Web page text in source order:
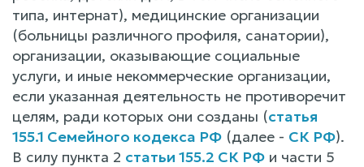
типа, интернат), медицинские организации
(больницы различного профиля, санатории),
организации, оказывающие социальные
услуги, и иные некоммерческие организации,
если указанная деятельность не противоречит
целям, ради которых они созданы (статья
155.1 Семейного кодекса РФ (далее - СК РФ).
В силу пункта 2 статьи 155.2 СК РФ и части 5